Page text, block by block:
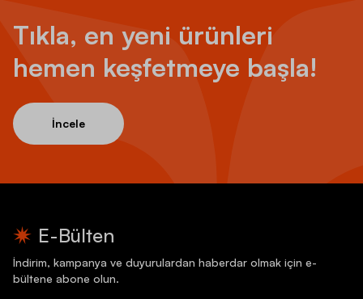
Tıkla, en yeni ürünleri
hemen keşfetmeye başla!
İncele
E-Bülten
İndirim, kampanya ve duyurulardan haberdar olmak için e-
bültene abone olun.